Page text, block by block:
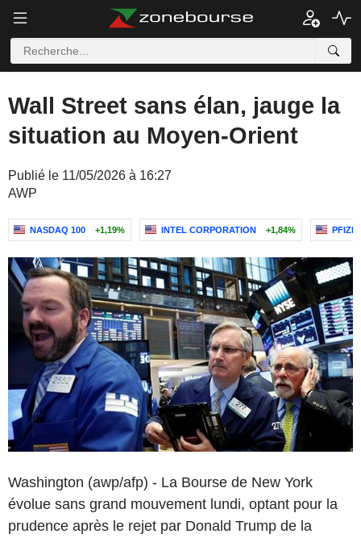
Wall Street sans élan, jauge la
situation au Moyen-Orient
Publié le 11/05/2026 à 16:27
AWP
NASDAQ 100 +1,19% INTEL CORPORATION +1,84%
Washington (awp/afp) - La Bourse de New York
évolue sans grand mouvement lundi, optant pour la
prudence après le rejet par Donald Trump de la